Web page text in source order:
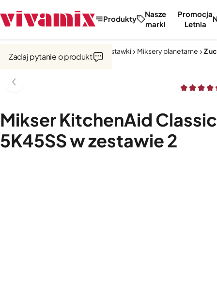
Produkty
Nasze
marki
Promocja
Letnia
Miksery, misy, przystawki Miksery planetarne Z
Mikser KitchenAid Classic
5K45SS w zestawie 2
Zadaj pytanie o produkt